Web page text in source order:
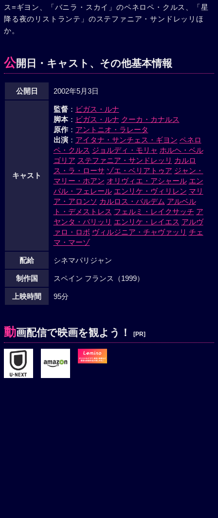
ス=ギヨン、「バニラ・スカイ」のペネロペ・クルス、「星
降る夜のリストランテ」のステファニア・サンドレッリほ
か。
公開日・キャスト、その他基本情報
公開日 2002年5月3日
キャスト
監督： ビガス・ルナ
脚本： ビガス・ルナ クーカ・カナルス
原作： アントニオ・ラレータ
出演： アイタナ・サンチェス・ギヨン ペネロ
ペ・クルス ジョルディ・モリャ ホルヘ・ベル
ゴリア ステファニア・サンドレッリ カルロ
ス・ラ・ローサ ゾエ・ベリアトゥア ジャン・
マリー・ホアン オリヴィエ・アシャール エン
パル・フェレール エンリケ・ヴィリレン マリ
ア・アロンソ カルロス・バルデム アルベル
ト・デメストレス フェルミ・レイクサッチ ア
ヤンタ・バリッリ エンリケ・レイエス アルヴ
ァロ・ロボ ヴィルジニア・チャヴァッリ チェ
マ・マーゾ
配給 シネマパリジャン
制作国 スペイン フランス（1999）
上映時間 95分
動画配信で映画を観よう！ [PR]